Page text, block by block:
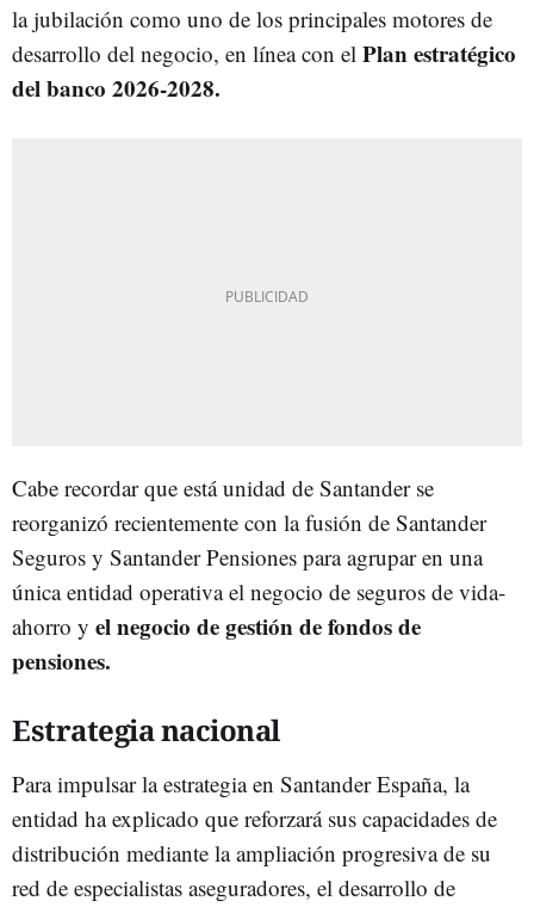
la jubilación como uno de los principales motores de
desarrollo del negocio, en línea con el Plan estratégico
del banco 2026-2028.
Cabe recordar que está unidad de Santander se
reorganizó recientemente con la fusión de Santander
Seguros y Santander Pensiones para agrupar en una
única entidad operativa el negocio de seguros de vida-
ahorro y el negocio de gestión de fondos de
pensiones.
Estrategia nacional
Para impulsar la estrategia en Santander España, la
entidad ha explicado que reforzará sus capacidades de
distribución mediante la ampliación progresiva de su
red de especialistas aseguradores, el desarrollo de